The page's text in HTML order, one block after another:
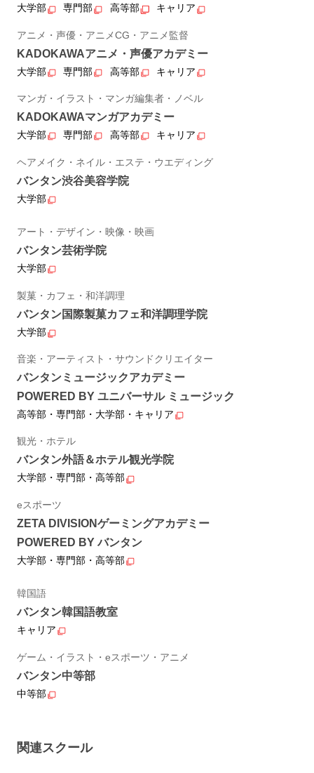
大学部 専門部 高等部 キャリア
アニメ・声優・アニメCG・アニメ監督
KADOKAWAアニメ・声優アカデミー
大学部 専門部 高等部 キャリア
マンガ・イラスト・マンガ編集者・ノベル
KADOKAWAマンガアカデミー
大学部 専門部 高等部 キャリア
ヘアメイク・ネイル・エステ・ウエディング
バンタン渋谷美容学院
大学部
アート・デザイン・映像・映画
バンタン芸術学院
大学部
製菓・カフェ・和洋調理
バンタン国際製菓カフェ和洋調理学院
大学部
音楽・アーティスト・サウンドクリエイター
バンタンミュージックアカデミー
POWERED BY ユニバーサル ミュージック
高等部・専門部・大学部・キャリア
観光・ホテル
バンタン外語＆ホテル観光学院
大学部・専門部・高等部
eスポーツ
ZETA DIVISIONゲーミングアカデミー
POWERED BY バンタン
大学部・専門部・高等部
韓国語
バンタン韓国語教室
キャリア
ゲーム・イラスト・eスポーツ・アニメ
バンタン中等部
中等部
関連スクール